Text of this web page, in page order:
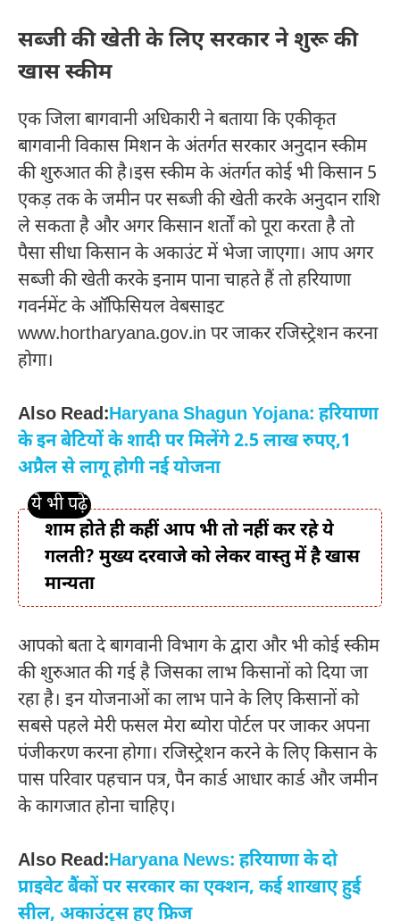
सब्जी की खेती के लिए सरकार ने शुरू की
खास स्कीम
एक जिला बागवानी अधिकारी ने बताया कि एकीकृत
बागवानी विकास मिशन के अंतर्गत सरकार अनुदान स्कीम
की शुरुआत की है।इस स्कीम के अंतर्गत कोई भी किसान 5
एकड़ तक के जमीन पर सब्जी की खेती करके अनुदान राशि
ले सकता है और अगर किसान शर्तों को पूरा करता है तो
पैसा सीधा किसान के अकाउंट में भेजा जाएगा। आप अगर
सब्जी की खेती करके इनाम पाना चाहते हैं तो हरियाणा
गवर्नमेंट के ऑफिसियल वेबसाइट
www.hortharyana.gov.in पर जाकर रजिस्ट्रेशन करना
होगा।
Also Read:Haryana Shagun Yojana: हरियाणा
के इन बेटियों के शादी पर मिलेंगे 2.5 लाख रुपए,1
अप्रैल से लागू होगी नई योजना
शाम होते ही कहीं आप भी तो नहीं कर रहे ये
गलती? मुख्य दरवाजे को लेकर वास्तु में है खास
मान्यता
आपको बता दे बागवानी विभाग के द्वारा और भी कोई स्कीम
की शुरुआत की गई है जिसका लाभ किसानों को दिया जा
रहा है। इन योजनाओं का लाभ पाने के लिए किसानों को
सबसे पहले मेरी फसल मेरा ब्योरा पोर्टल पर जाकर अपना
पंजीकरण करना होगा। रजिस्ट्रेशन करने के लिए किसान के
पास परिवार पहचान पत्र, पैन कार्ड आधार कार्ड और जमीन
के कागजात होना चाहिए।
Also Read:Haryana News: हरियाणा के दो
प्राइवेट बैंकों पर सरकार का एक्शन, कई शाखाए हुई
सील, अकाउंट्स हुए फ्रिज